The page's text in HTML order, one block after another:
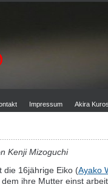
Impressum Akira
Kenji Mizoguchi
die 16jährige Eiko (Ayako
ihre Mutter einst